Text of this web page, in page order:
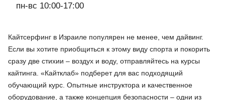
пн-вс 10:00-17:00
Кайтсерфинг в Израиле популярен не менее, чем дайвинг.
Если вы хотите приобщиться к этому виду спорта и покорить
сразу две стихии – воздух и воду, отправляйтесь на курсы
кайтинга. «Кайтклаб» подберет для вас подходящий
обучающий курс. Опытные инструктора и качественное
оборудование, а также концепция безопасности – одни из